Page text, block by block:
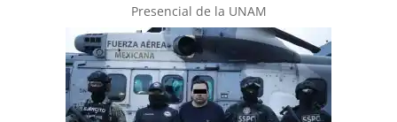
Presencial de la UNAM